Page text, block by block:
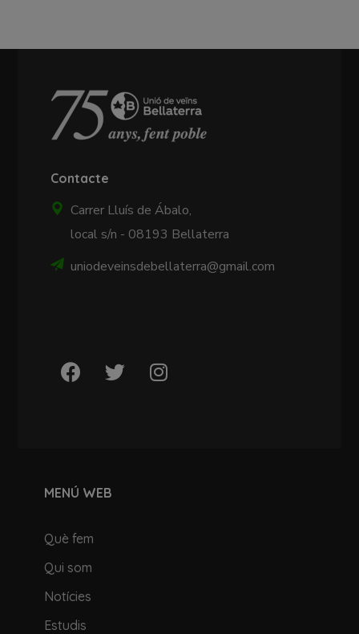
Contacte
Carrer Lluís de Ábalo,
local s/n - 08193 Bellaterra
uniodeveinsdebellaterra@gmail.com
MENÚ WEB
Què fem
Qui som
Notícies
Estudis